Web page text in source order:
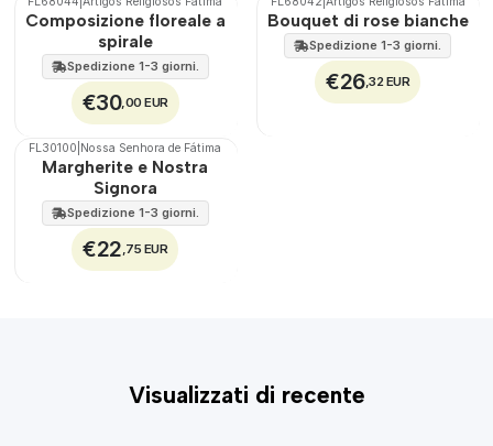
🇵🇹 100%
Composizione floreale a
spirale
Spedizione 1-3 giorni.
€30,00 EUR
🇵🇹 100%
Bouquet di rose bianche
Spedizione 1-3 giorni.
€26,32 EUR
🇵🇹 100%
FL30100 Nossa Senhora de Fátima
Margherite e Nostra
Signora
Spedizione 1-3 giorni.
€22,75 EUR
Visualizzati di recente